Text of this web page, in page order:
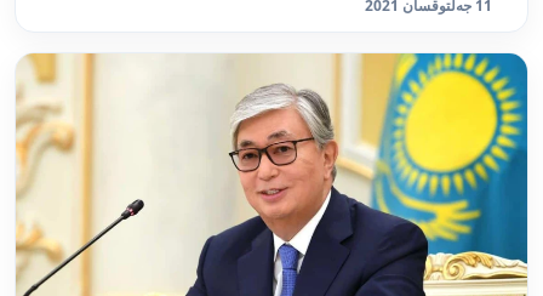
11 جەلتوقسان 2021